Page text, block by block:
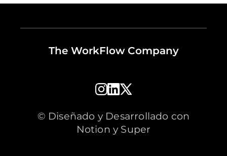
The WorkFlow Company
© Diseñado y Desarrollado con
Notion y Super